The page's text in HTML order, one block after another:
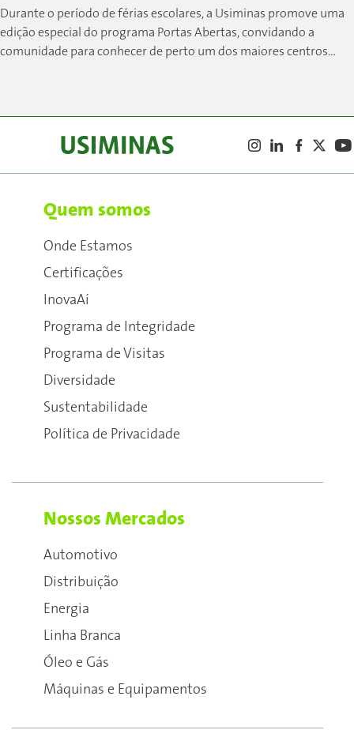
Durante o período de férias escolares, a Usiminas promove uma
edição especial do programa Portas Abertas, convidando a
comunidade para conhecer de perto um dos maiores centros
Quem somos
Onde Estamos
Certificações
InovaAí
Programa de Integridade
Programa de Visitas
Diversidade
Sustentabilidade
Política de Privacidade
Nossos Mercados
Automotivo
Distribuição
Energia
Linha Branca
Óleo e Gás
Máquinas e Equipamentos